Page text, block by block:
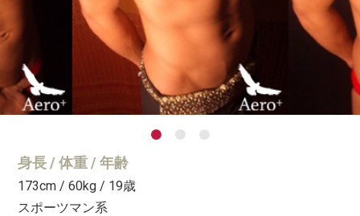
身長 / 体重 / 年齢
173cm / 60kg / 19歳
スポーツマン系